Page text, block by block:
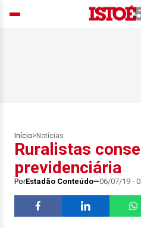
Início> Notícias
Ruralistas
previdenciária
PorEstadão Conteúdo 06/07/19 -